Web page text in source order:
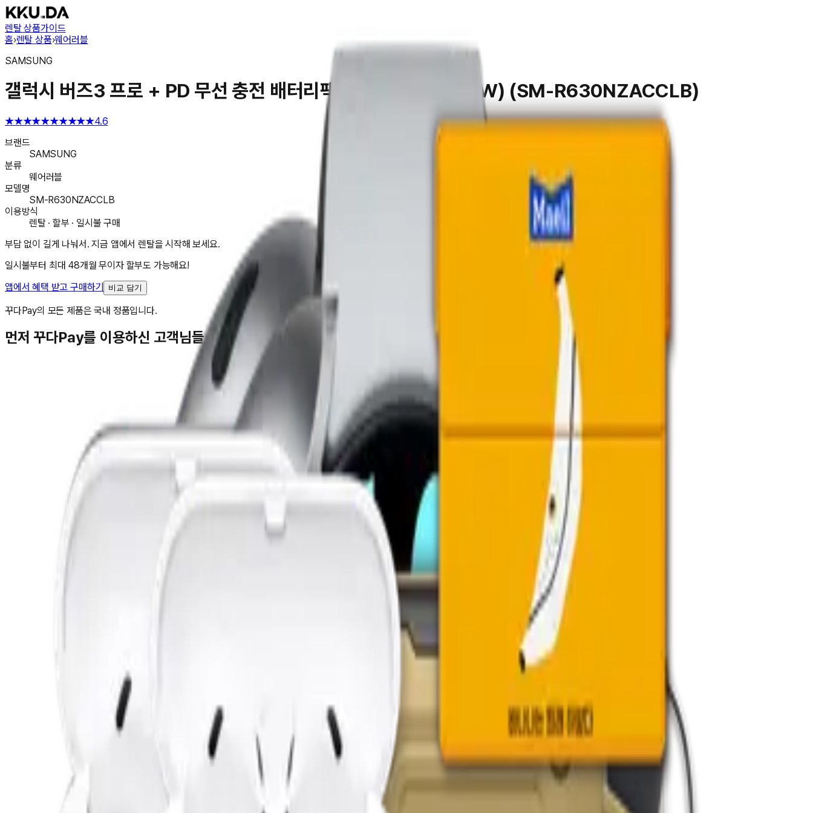
렌탈 상품가이드
홈›렌탈 상품›웨어러블
SAMSUNG
갤럭시 버즈3 프로 + PD 무선 충전 배터리팩 10,000mAh (25W) (SM-R630NZACCLB)
★★★★★★★★★★4.6
브랜드
SAMSUNG
분류
웨어러블
모델명
SM-R630NZACCLB
이용방식
렌탈 · 할부 · 일시불 구매
부담 없이 길게 나눠서. 지금 앱에서 렌탈을 시작해 보세요.
일시불부터 최대 48개월 무이자 할부도 가능해요!
앱에서 혜택 받고 구매하기
비교 담기
꾸다Pay의 모든 제품은 국내 정품입니다.
먼저 꾸다Pay를 이용하신 고객님들
★★★★★